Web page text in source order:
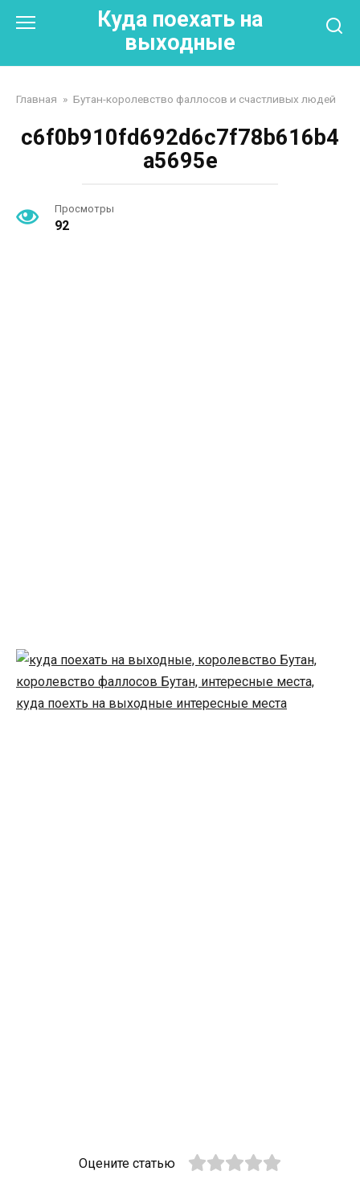
Куда поехать на
выходные
Главная » Бутан-королевство фаллосов и счастливых людей
c6f0b910fd692d6c7f78b616b4
a5695e
Просмотры
92
Оцените статью